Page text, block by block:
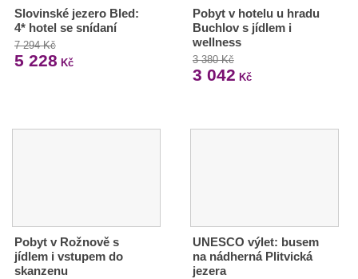
Slovinské jezero Bled:
4* hotel se snídaní
7 294 Kč
5 228 Kč
Pobyt v hotelu u hradu
Buchlov s jídlem i
wellness
3 380 Kč
3 042 Kč
Pobyt v Rožnově s
jídlem i vstupem do
skanzenu
UNESCO výlet: busem
na nádherná Plitvická
jezera